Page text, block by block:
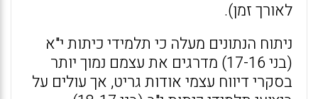
לאורך זמן).
ניתוח הנתונים מעלה כי תלמידי כיתות י"א
(בני 17-16) מדרגים את עצמם נמוך יותר
בסקרי דיווח עצמי אודות גריט, אך עולים על